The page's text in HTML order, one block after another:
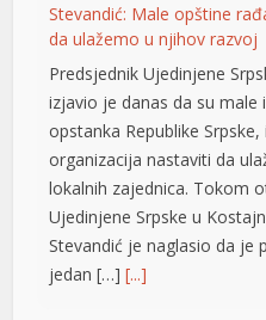
Stevandić: Male opštine
da ulažemo u njihov razvoj
Predsjednik Ujedinjene
izjavio je danas da su
opstanka Republike
organizacija nastaviti da
lokalnih zajednica. Tokom
Ujedinjene Srpske u
Stevandić je naglasio da je
jedan […][...]